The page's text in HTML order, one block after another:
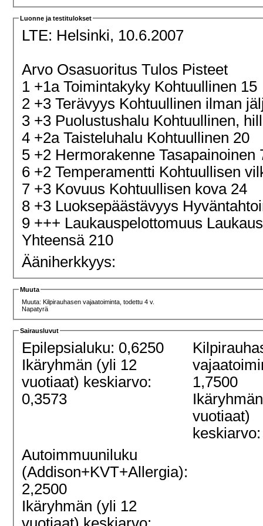
Luonne ja testitulokset
LTE: Helsinki, 10.6.2007
Arvo Osasuoritus Tulos Pisteet
1 +1a Toimintakyky Kohtuullinen 15
2 +3 Terävyys Kohtuullinen ilman
3 +3 Puolustushalu Kohtuullinen,
4 +2a Taisteluhalu Kohtuullinen 20
5 +2 Hermorakenne Tasapainoinen
6 +2 Temperamentti Kohtuullisen
7 +3 Kovuus Kohtuullisen kova 24
8 +3 Luoksepäästävyys
9 +++ Laukauspelottomuus
Yhteensä 210
Ääniherkkyys:
Muuta
Muuta: Kilpirauhasen vajaatoiminta, todettu 4 v.
Napatyrä
Sairausluvut
Epilepsialuku: 0,6250
Ikäryhmän (yli 12
vuotiaat) keskiarvo:
0,3573
1,7500
vuotiaat)
Autoimmuuniluku
(Addison+KVT+Allergia):
2,2500
Ikäryhmän (yli 12